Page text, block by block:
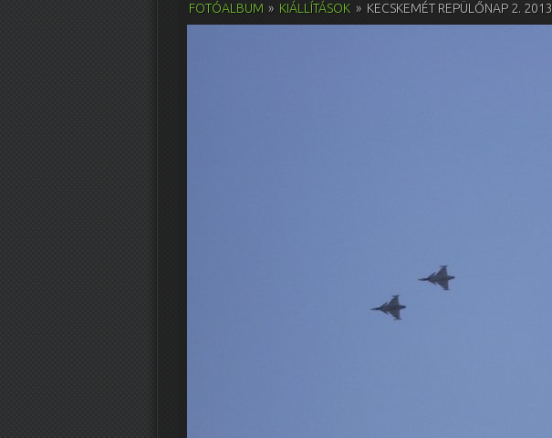
FOTÓALBUM » KIÁLLÍTÁSOK » KECSKEMÉT REPÜLŐNAP 2. 2013